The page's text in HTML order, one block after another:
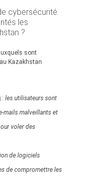
cybersécurité
les
?
sont
Kazakhstan
: les utilisateurs sont
mails malveillants et
voler des
de logiciels
de compromettre les